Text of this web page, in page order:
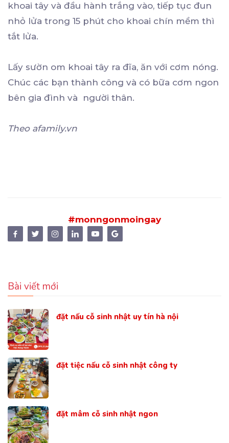
khoai tây và đầu hành trắng vào, tiếp tục đun
nhỏ lửa trong 15 phút cho khoai chín mềm thì
tắt lửa.
Lấy sườn om khoai tây ra đĩa, ăn với cơm nóng.
Chúc các bạn thành công và có bữa cơm ngon
bên gia đình và người thân.
Theo afamily.vn
#monngonmoingay
Bài viết mới
đặt nấu cỗ sinh nhật uy tín hà nội
đặt tiệc nấu cỗ sinh nhật công ty
đặt mâm cỗ sinh nhật ngon